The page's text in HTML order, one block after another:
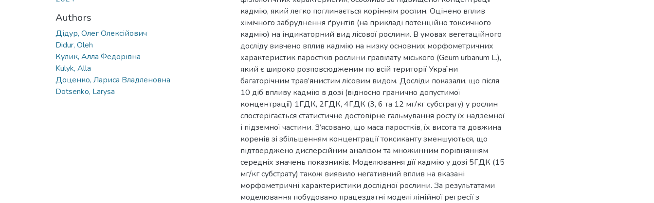
Authors
Дідур, Олег Олексійович
Didur, Oleh
Кулик, Алла Федорівна
Kulyk, Alla
Доценко, Лариса Владленовна
Dotsenko, Larysa
кадмію, який легко поглинається корінням рослин. Оцінено вплив
хімічного забруднення ґрунтів (на прикладі потенційно токсичного
кадмію) на індикаторний вид лісової рослини. В умовах вегетаційного
досліду вивчено вплив кадмію на низку основних морфометричних
характеристик паростків рослини гравілату міського (Geum urbanum L.),
який є широко розповсюдженим по всій території України
багаторічним трав’янистим лісовим видом. Досліди показали, що після
10 діб впливу кадмію в дозі (відносно гранично допустимої
концентрації) 1ГДК, 2ГДК, 4ГДК (3, 6 та 12 мг/кг субстрату) у рослин
спостерігається статистичне достовірне гальмування росту їх надземної
і підземної частини. З’ясовано, що маса паростків, їх висота та довжина
коренів зі збільшенням концентрації токсиканту зменшуються, що
підтверджено дисперсійним аналізом та множинним порівнянням
середніх значень показників. Моделювання дїї кадмію у дозі 5ГДК (15
мг/кг субстрату) також виявило негативний вплив на вказані
морфометричні характеристики дослідної рослини. За результатами
моделювання побудовано працездатні моделі лінійної регресії з